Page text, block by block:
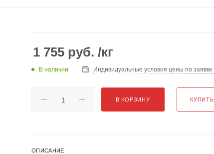
1 755 руб. /кг
В наличии Индивидуальные условия цены по
В КОРЗИНУ
ОПИСАНИЕ